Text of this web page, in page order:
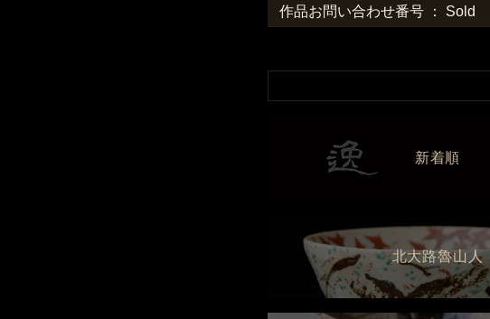
作品お問い合わせ番号 ： Sold
新着順
北大路魯山人